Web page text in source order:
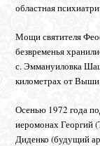
областная
Мощи святителя
безвременья
с. Эммануиловка
километрах от
Осенью 1972 года
иеромонах Георгий
Диденко (будущий